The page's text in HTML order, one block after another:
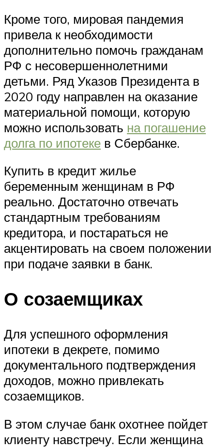
Кроме того, мировая пандемия
привела к необходимости
дополнительно помочь гражданам
РФ с несовершеннолетними
детьми. Ряд Указов Президента в
2020 году направлен на оказание
материальной помощи, которую
можно использовать на погашение
долга по ипотеке в Сбербанке.
Купить в кредит жилье
беременным женщинам в РФ
реально. Достаточно отвечать
стандартным требованиям
кредитора, и постараться не
акцентировать на своем положении
при подаче заявки в банк.
О созаемщиках
Для успешного оформления
ипотеки в декрете, помимо
документального подтверждения
доходов, можно привлекать
созаемщиков.
В этом случае банк охотнее пойдет
клиенту навстречу. Если женщина